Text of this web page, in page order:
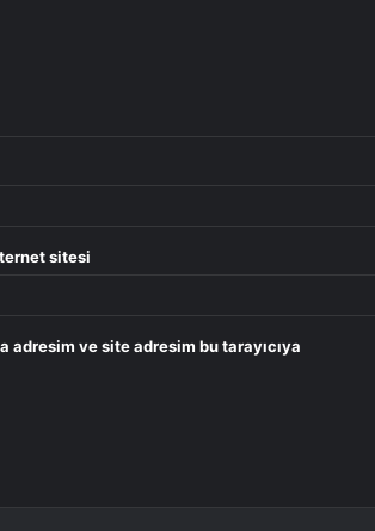
sitesi
adresim ve site adresim bu tarayıcıya